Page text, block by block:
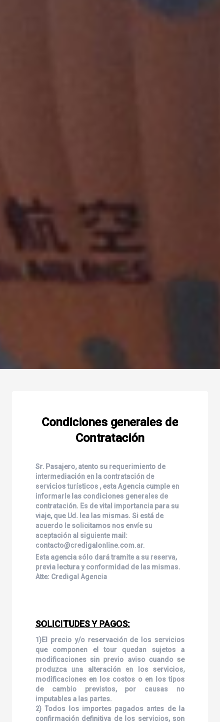
Condiciones generales de
Contratación
Sr. Pasajero, atento su requerimiento de
intermediación en la contratación de
servicios turísticos , esta Agencia cumple en
informarle las condiciones generales de
contratación. Es de vital importancia para su
viaje, que Ud. lea las mismas. Si está de
acuerdo le solicitamos nos envíe su
aceptación al siguiente mail:
contacto@credigalonline.com.ar.
Esta agencia sólo dará tramite a su reserva,
previa lectura y conformidad de las mismas.
Atte: Credigal Agencia
SOLICITUDES Y PAGOS:
1)El precio y/o reservación de los servicios
que componen el tour quedan sujetos a
modificaciones sin previo aviso cuando se
produzca una alteración en los servicios,
modificaciones en los costos o en los tipos
de cambio previstos, por causas no
imputables a las partes.
2) Todos los importes pagados antes de la
confirmación definitiva de los servicios, son